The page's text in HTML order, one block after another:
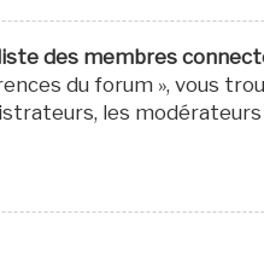
des membres
du forum », vous
les